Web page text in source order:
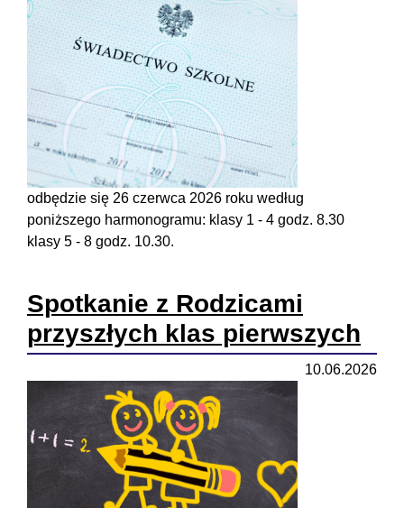
odbędzie się 26 czerwca 2026 roku według
poniższego harmonogramu: klasy 1 - 4 godz. 8.30
klasy 5 - 8 godz. 10.30.
Spotkanie z Rodzicami
przyszłych klas pierwszych
10.06.2026